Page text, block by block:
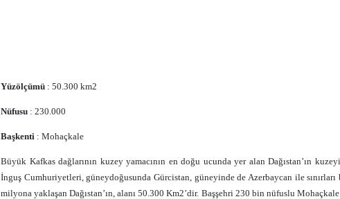
Yüzölçümü : 50.300 km2
Nüfusu : 230.000
Başkenti : Mohaçkale
Büyük Kafkas dağlarının kuzey yamacının en doğu ucunda yer alan Dağıstan’ın
İnguş Cumhuriyetleri, güneydoğusunda Gürcistan, güneyinde de Azerbaycan ile
milyona yaklaşan Dağıstan’ın, alanı 50.300 Km2’dir. Başşehri 230 bin nüfuslu